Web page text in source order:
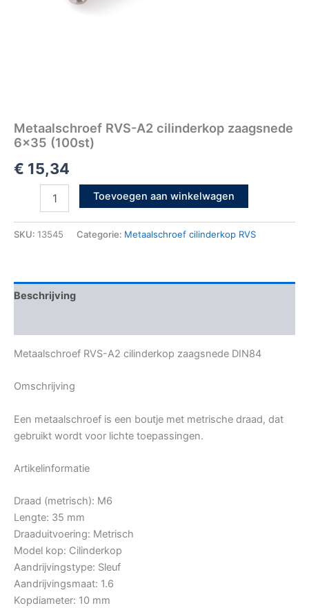
Metaalschroef RVS-A2 cilinderkop zaagsnede
6×35 (100st)
€ 15,34
Toevoegen aan winkelwagen
SKU: 13545 Categorie: Metaalschroef cilinderkop RVS
Beschrijving
Metaalschroef RVS-A2 cilinderkop zaagsnede DIN84
Omschrijving
Een metaalschroef is een boutje met metrische draad, dat
gebruikt wordt voor lichte toepassingen.
Artikelinformatie
Draad (metrisch): M6
Lengte: 35 mm
Draaduitvoering: Metrisch
Model kop: Cilinderkop
Aandrijvingstype: Sleuf
Aandrijvingsmaat: 1.6
Kopdiameter: 10 mm